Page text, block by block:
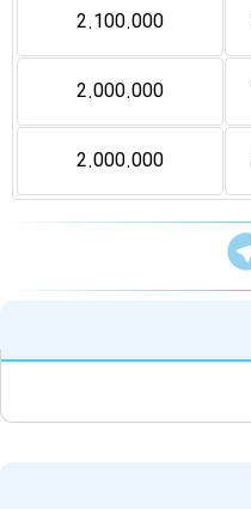
2.100.000
2.000.000
2.000.000